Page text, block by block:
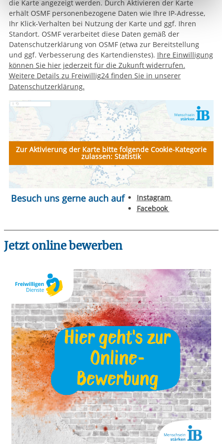
Funktionen sind. Diese Cookies setzen wir aufgrund
berechtigter Interessen und daher unabhängig von einer
Einwilligung.
die Karte angezeigt werden. Durch Aktivieren der Karte
erhält OSMF personenbezogene Daten wie Ihre IP-Adresse,
Ihr Klick-Verhalten bei Nutzung der Karte und ggf. Ihren
Standort. OSMF verarbeitet diese Daten gemäß der
Datenschutzerklärung von OSMF (etwa zur Bereitstellung
und ggf. Verbesserung des Kartendienstes). Ihre Einwilligung
können Sie hier jederzeit für die Zukunft widerrufen.
Weitere Details zu Freiwillig24 finden Sie in unserer
Datenschutzerklärung.
Zur Aktivierung der Karte bitte folgende Cookie-Kategorie
zulassen: Statistik
Besuch uns gerne auch auf
Instagram
Facebook
Jetzt online bewerben